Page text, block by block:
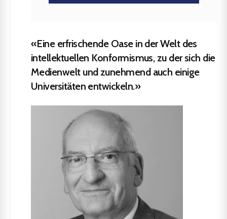
«Eine erfrischende Oase in der Welt des
intellektuellen Konformismus, zu der sich die
Medienwelt und zunehmend auch einige
Universitäten entwickeln.»